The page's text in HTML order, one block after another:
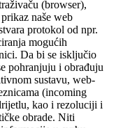
(browser),
naše web
protokol od npr.
mogućih
Da bi se isključio
pohranjuju i obrađuju
sustavu, web-
(incoming
kao i rezoluciji i
obrade. Niti